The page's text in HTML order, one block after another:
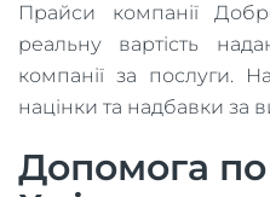
Прайси компанії
реальну вартість
компанії за послуги.
націнки та надбавки за
Допомога